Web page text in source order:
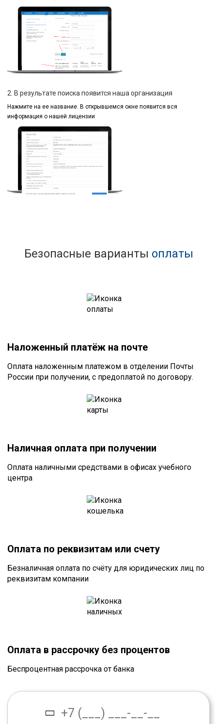
2. В результате поиска появится наша организация
Нажмите на ее название. В открывшемся окне появится вся
информация о нашей лицензии
Безопасные варианты оплаты
Наложенный платёж на почте
Оплата наложенным платежом в отделении Почты
России при получении, с предоплатой по договору.
Наличная оплата при получении
Оплата наличными средствами в офисах учебного
центра
Оплата по реквизитам или счету
Безналичная оплата по счёту для юридических лиц по
реквизитам компании
Оплата в рассрочку без процентов
Беспроцентная рассрочка от банка